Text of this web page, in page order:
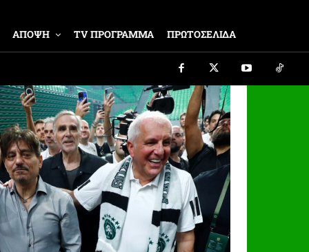
ΑΠΟΨΗ TV ΠΡΟΓΡΑΜΜΑ ΠΡΩΤΟΣΕΛΙΔΑ